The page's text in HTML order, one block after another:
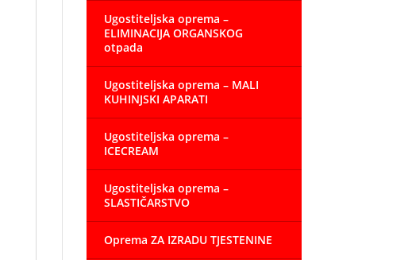
Ugostiteljska oprema –
ELIMINACIJA ORGANSKOG
otpada
Ugostiteljska oprema – MALI
KUHINJSKI APARATI
Ugostiteljska oprema –
ICECREAM
Ugostiteljska oprema –
SLASTIČARSTVO
Oprema ZA IZRADU TJESTENINE